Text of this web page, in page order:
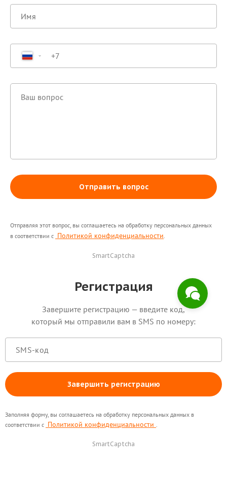
Отправить вопрос
Отправляя этот вопрос, вы соглашаетесь на обработку персональных данных
в соответствии с Политикой конфиденциальности
SmartCaptcha
Регистрация
Завершите регистрацию — введите код,
который мы отправили вам в SMS по номеру:
Завершить регистрацию
Заполняя форму, вы соглашаетесь на обработку персональных данных в
соответствии с Политикой конфиденциальности
SmartCaptcha
Здравствуйте! Поможем с
началом работы в нашем
интересующие вопросы.